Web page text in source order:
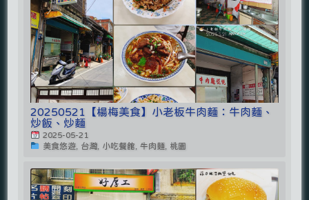
20250521【楊梅美食】小老板牛肉麵：牛肉麵、
炒飯、炒麵
2025-05-21
美食悠遊, 台灣, 小吃餐館, 牛肉麵, 桃園